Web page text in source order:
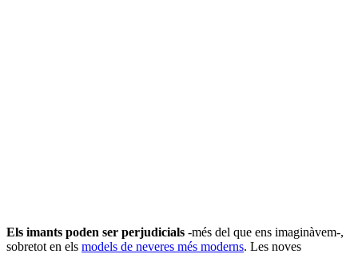
Els imants poden ser perjudicials -més del que ens imaginàvem-,
sobretot en els models de neveres més moderns. Les noves